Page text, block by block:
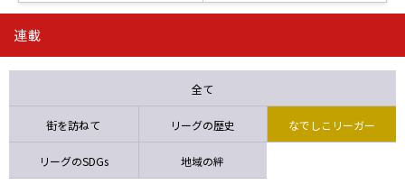
ニッパツ 石人の星
愛媛Ｌ
連載
全て
街を訪ねて リーグの歴史 なでしこリーガー
リーグのSDGs 地域の絆